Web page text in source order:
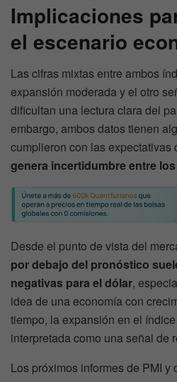
Implicaciones
el escenario
Las cifras mixtas entre ambos
expansión moderada y el otro
dificultan una lectura clara del
embargo, ambos datos tienen
cumplieron con las expectativas
genera incertidumbre entre
Desde el punto de vista del
por debajo del pronóstico
negativas para el dólar,
idea de una economía con
tiempo, la expansión en el
interpretada como una señal de
Los próximos informes de PMI y